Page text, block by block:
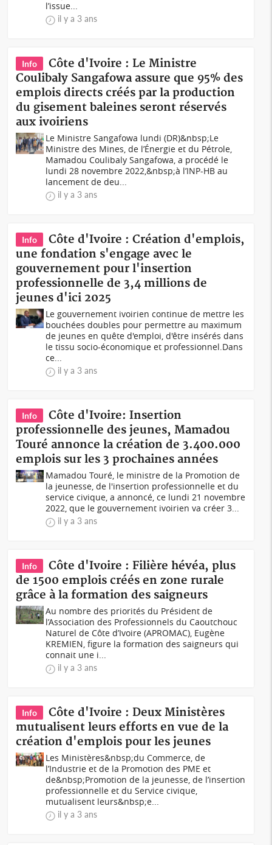
l’issue...
il y a 3 ans
Info
Côte d'Ivoire : Le Ministre
Coulibaly Sangafowa assure que 95% des
emplois directs créés par la production
du gisement baleines seront réservés
aux ivoiriens
Le Ministre Sangafowa lundi (DR)&nbsp;Le
Ministre des Mines, de l’Énergie et du Pétrole,
Mamadou Coulibaly Sangafowa, a procédé le
lundi 28 novembre 2022,&nbsp;à l’INP-HB au
lancement de deu...
il y a 3 ans
Info
Côte d'Ivoire : Création d'emplois,
une fondation s'engage avec le
gouvernement pour l'insertion
professionnelle de 3,4 millions de
jeunes d'ici 2025
Le gouvernement ivoirien continue de mettre les
bouchées doubles pour permettre au maximum
de jeunes en quête d'emploi, d'être insérés dans
le tissu socio-économique et professionnel.Dans
ce...
il y a 3 ans
Info
Côte d'Ivoire: Insertion
professionnelle des jeunes, Mamadou
Touré annonce la création de 3.400.000
emplois sur les 3 prochaines années
Mamadou Touré, le ministre de la Promotion de
la jeunesse, de l'insertion professionnelle et du
service civique, a annoncé, ce lundi 21 novembre
2022, que le gouvernement ivoirien va créer 3...
il y a 3 ans
Info
Côte d'Ivoire : Filière hévéa, plus
de 1500 emplois créés en zone rurale
grâce à la formation des saigneurs
Au nombre des priorités du Président de
l’Association des Professionnels du Caoutchouc
Naturel de Côte d’Ivoire (APROMAC), Eugène
KREMIEN, figure la formation des saigneurs qui
connait une i...
il y a 3 ans
Info
Côte d'Ivoire : Deux Ministères
mutualisent leurs efforts en vue de la
création d'emplois pour les jeunes
Les Ministères&nbsp;du Commerce, de
l’Industrie et de la Promotion des PME et
de&nbsp;Promotion de la jeunesse, de l’insertion
professionnelle et du Service civique,
mutualisent leurs&nbsp;e...
il y a 3 ans